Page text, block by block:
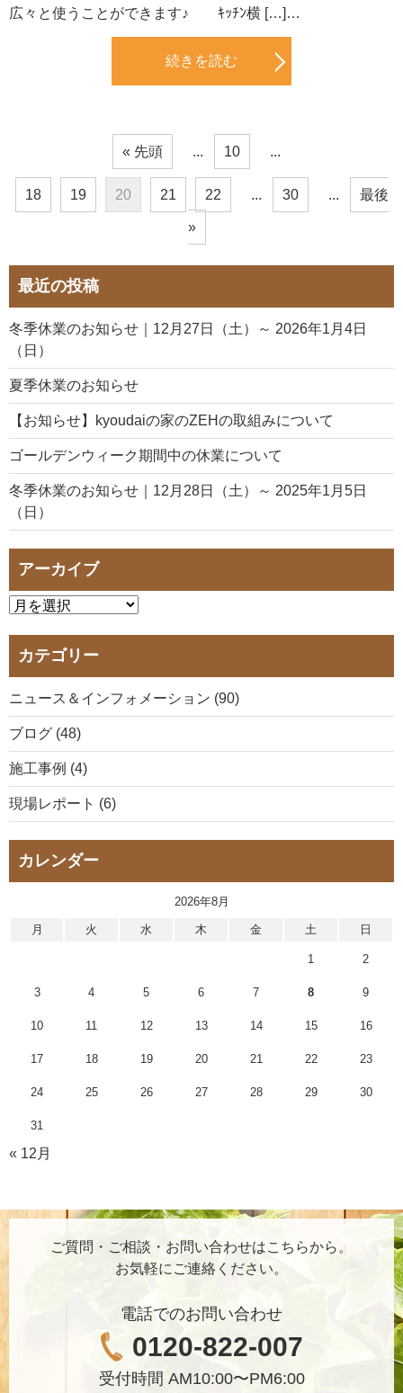
広々と使うことができます♪ ｷｯﾁﾝ横 […]…
続きを読む
« 先頭 ... 10 ...
18 19 20 21 22 ... 30 ... 最後
»
最近の投稿
冬季休業のお知らせ｜12月27日（土）～ 2026年1月4日
（日）
夏季休業のお知らせ
【お知らせ】kyoudaiの家のZEHの取組みについて
ゴールデンウィーク期間中の休業について
冬季休業のお知らせ｜12月28日（土）～ 2025年1月5日
（日）
アーカイブ
カテゴリー
ニュース＆インフォメーション (90)
ブログ (48)
施工事例 (4)
現場レポート (6)
カレンダー
2026年8月
月 火 水 木 金 土 日
1 2
3 4 5 6 7 8 9
10 11 12 13 14 15 16
17 18 19 20 21 22 23
24 25 26 27 28 29 30
31
« 12月
ご質問・ご相談・お問い合わせはこちらから。
お気軽にご連絡ください。
電話でのお問い合わせ
0120-822-007
受付時間 AM10:00〜PM6:00